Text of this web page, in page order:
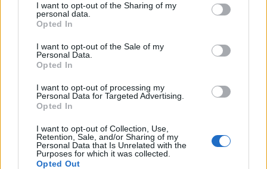
I want to opt-out of the Sharing of my
personal data.
Opted In
I want to opt-out of the Sale of my
Personal Data.
Opted In
I want to opt-out of processing my
Personal Data for Targeted Advertising.
Opted In
I want to opt-out of Collection, Use,
Retention, Sale, and/or Sharing of my
Personal Data that Is Unrelated with the
Purposes for which it was collected.
Opted Out
κύματα του εγκεφαλονωτιαίου υγρού μπορεί
να ανοίξει τον δρόμο για νέες θεραπείες που
θα στοχεύουν στην ενίσχυση της φυσικής
αναγέννησης του εγκεφάλου.
Μελέτη: Uji M, Li X, Saotome A, Katsumata R,
Waggoner RA, Suzuki C, Ueno K, Aritake S,
Tamaki M. Human deep sleep facilitates
cerebrospinal fluid dynamics linked to
spontaneous brain oscillations and neural